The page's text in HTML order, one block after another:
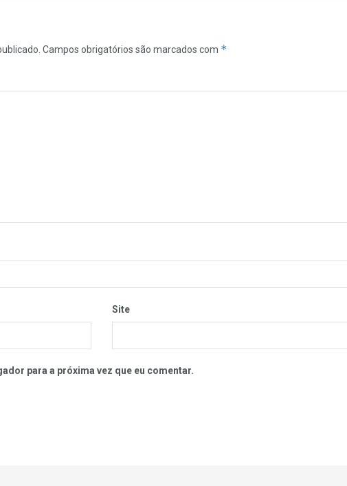
Campos obrigatórios são marcados com *
Site
para a próxima vez que eu comentar.